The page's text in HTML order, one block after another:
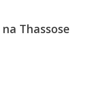
na Thassose